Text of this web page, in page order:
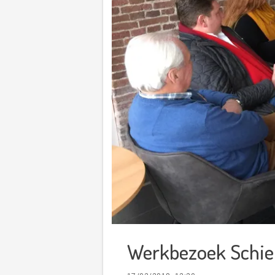
Werkbezoek